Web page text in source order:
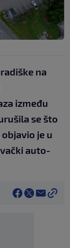
na
između
se što
je u
auto-